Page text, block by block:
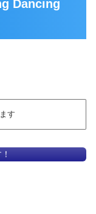
Dancing
す